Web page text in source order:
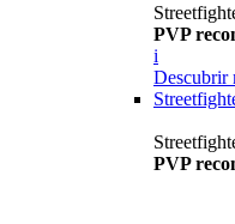
PVP
i
Descubrir
PVP